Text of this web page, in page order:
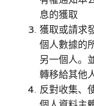
息的獲取
獲取或請求
個人數據的
另一個人。
轉移給其他
反對收集、